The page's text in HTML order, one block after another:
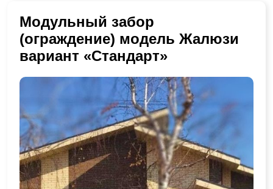
Модульный забор
(ограждение) модель Жалюзи
вариант «Стандарт»